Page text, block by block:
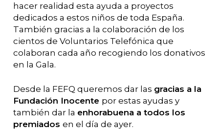
hacer realidad esta ayuda a proyectos
dedicados a estos niños de toda España.
También gracias a la colaboración de los
cientos de Voluntarios Telefónica que
colaboran cada año recogiendo los donativos
en la Gala.
Desde la FEFQ queremos dar las gracias a la
Fundación Inocente por estas ayudas y
también dar la enhorabuena a todos los
premiados en el día de ayer.